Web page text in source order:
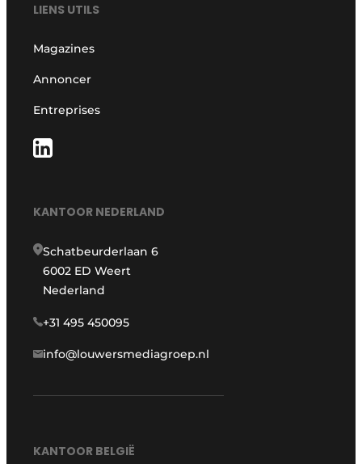
LIENS UTILS
Magazines
Annoncer
Entreprises
KANTOOR NEDERLAND
Schatbeurderlaan 6
6002 ED Weert
Nederland
+31 495 450095
info@louwersmediagroep.nl
KANTOOR BELGIË